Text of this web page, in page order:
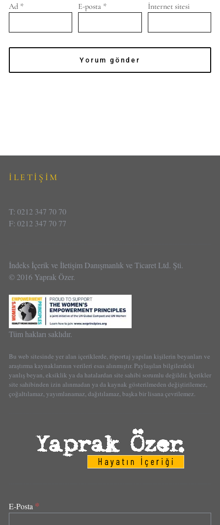
Ad * E-posta * İnternet sitesi
İLETİŞİM
T: 0212 347 70 70
F: 0212 347 70 77
İndeks İçerik ve İletişim Danışmanlık ve Ticaret Ltd. Şti.
© 2016 Yaprak Özer.
Tüm hakları saklıdır.
Bu web sitesinde yer alan içeriklerde, röportaj yapılan kişilerin beyanları ve
araştırma kaynaklarının verileri esas alınmıştır. Paylaşılan bilgilerdeki
yanlış beyan, eksiklik ya da hatalardan site sahibi sorumlu değildir. İçerikler
site sahibinden izin alınmadan ya da kaynak gösterilmeden değiştirilemez,
çoğaltılamaz, yayımlanamaz, dağıtılamaz, başka bir lisana çevrilemez.
E-Posta *